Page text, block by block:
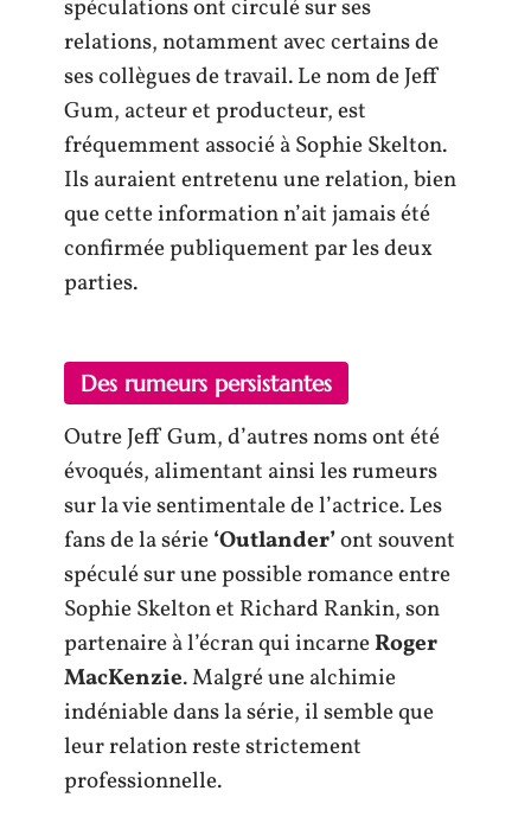
spéculations ont circulé sur ses
relations, notamment avec certains de
ses collègues de travail. Le nom de Jeff
Gum, acteur et producteur, est
fréquemment associé à Sophie Skelton.
Ils auraient entretenu une relation, bien
que cette information n’ait jamais été
confirmée publiquement par les deux
parties.
Des rumeurs persistantes
Outre Jeff Gum, d’autres noms ont été
évoqués, alimentant ainsi les rumeurs
sur la vie sentimentale de l’actrice. Les
fans de la série‘Outlander’ont souvent
spéculé sur une possible romance entre
Sophie Skelton et Richard Rankin, son
partenaire à l’écran qui incarneRoger
MacKenzie. Malgré une alchimie
indéniable dans la série, il semble que
leur relation reste strictement
professionnelle.